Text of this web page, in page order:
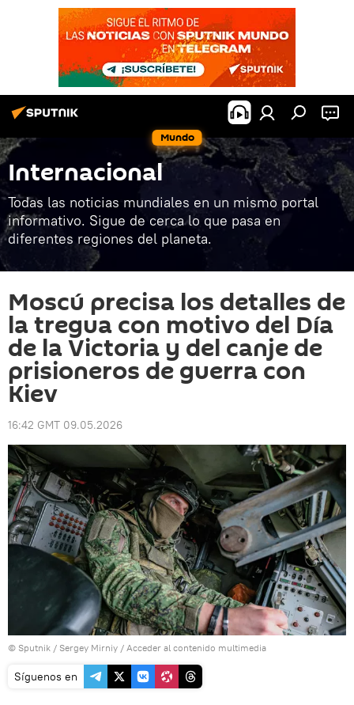
Mundo
Internacional
Todas las noticias mundiales en un mismo portal
informativo. Sigue de cerca lo que pasa en
diferentes regiones del planeta.
Moscú precisa los detalles de
la tregua con motivo del Día
de la Victoria y del canje de
prisioneros de guerra con
Kiev
16:42 GMT 09.05.2026
© Sputnik / Sergey Mirniy / Acceder al contenido multimedia
Síguenos en